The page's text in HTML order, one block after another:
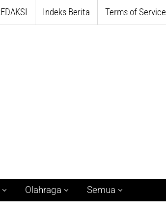
Indeks Berita Terms of Service
Olahraga Semua